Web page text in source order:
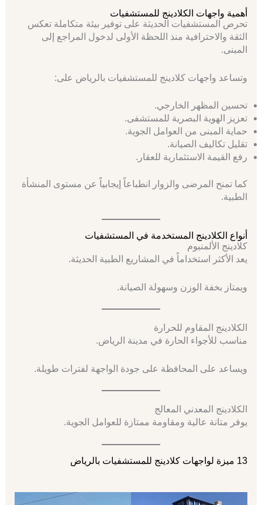
أهمية واجهات الكلادينج للمستشفيات
تحرص المستشفيات الحديثة على توفير بيئة متكاملة تعكس
الثقة والاحترافية منذ اللحظة الأولى لدخول المراجع إلى
المبنى.
وتساعد واجهات كلادينج للمستشفيات بالرياض على:
تحسين المظهر الخارجي.
تعزيز الهوية البصرية للمستشفى.
حماية المبنى من العوامل الجوية.
تقليل تكاليف الصيانة.
رفع القيمة الاستثمارية للعقار.
كما تمنح المرضى والزوار انطباعاً إيجابياً عن مستوى المنشأة
الطبية.
أنواع الكلادينج المستخدمة في المستشفيات
كلادينج الألمنيوم
يعد الأكثر استخداماً في المشاريع الطبية الحديثة.
ويمتاز بخفة الوزن وسهولة الصيانة.
الكلادينج المقاوم للحرارة
مناسب للأجواء الحارة في مدينة الرياض.
ويساعد على المحافظة على جودة الواجهة لفترات طويلة.
الكلادينج المعدني المعالج
يوفر متانة عالية ومقاومة ممتازة للعوامل الجوية.
13 ميزة لواجهات كلادينج للمستشفيات بالرياض